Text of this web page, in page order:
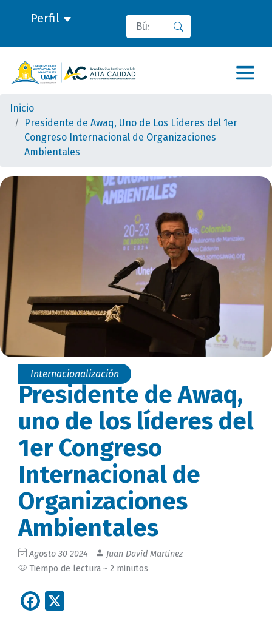
Perfil Buscar
Inicio
Presidente de Awaq, Uno de Los Líderes del 1er
Congreso Internacional de Organizaciones
Ambientales
Internacionalización
Presidente de Awaq,
uno de los líderes del
1er Congreso
Internacional de
Organizaciones
Ambientales
Agosto 30 2024
Juan David Martinez
Tiempo de lectura ~ 2 minutos
Facebook